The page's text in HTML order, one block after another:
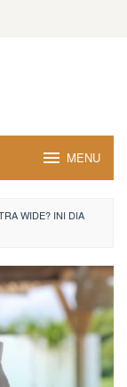
MENU
WIDE? INI DIA